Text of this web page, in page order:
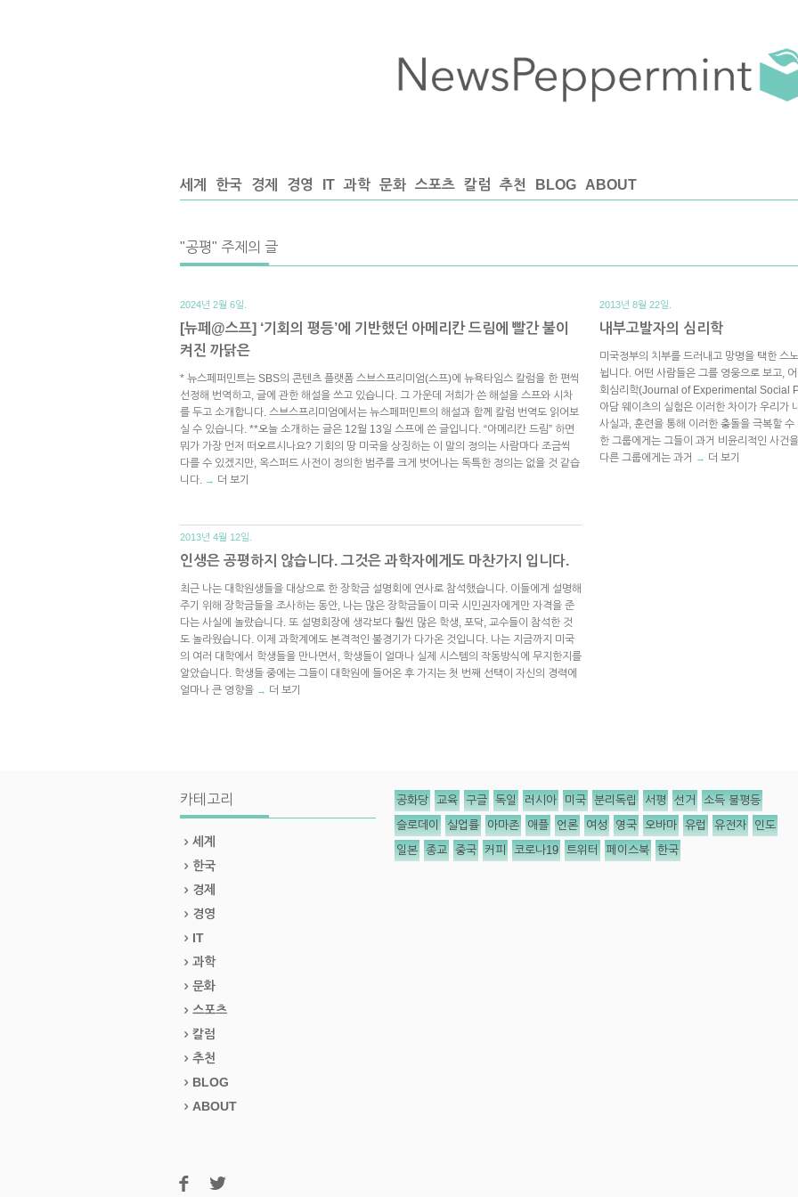
세계 한국 경제 경영 IT 과학 문화 스포츠 칼럼 추천 BLOG ABOUT
"공평" 주제의 글
2024년 2월 6일.
[뉴페@스프] ‘기회의 평등’에 기반했던 아메리칸 드림에 빨간 불이
켜진 까닭은
* 뉴스페퍼민트는 SBS의 콘텐츠 플랫폼 스브스프리미엄(스프)에 뉴욕타임스 칼럼을 한 편씩
선정해 번역하고, 글에 관한 해설을 쓰고 있습니다. 그 가운데 저희가 쓴 해설을 스프와 시차
를 두고 소개합니다. 스브스프리미엄에서는 뉴스페퍼민트의 해설과 함께 칼럼 번역도 읽어보
실 수 있습니다. **오늘 소개하는 글은 12월 13일 스프에 쓴 글입니다. “아메리칸 드림” 하면
뭐가 가장 먼저 떠오르시나요? 기회의 땅 미국을 상징하는 이 말의 정의는 사람마다 조금씩
다를 수 있겠지만, 옥스퍼드 사전이 정의한 범주를 크게 벗어나는 독특한 정의는 없을 것 같습
니다. → 더 보기
2013년 8월 22일.
내부고발자의 심리학
미국정부의 치부를 드러내고 망명을 택한 스
뉩니다. 어떤 사람들은 그를 영웅으로 보고,
회심리학(Journal of Experimental Social
아담 웨이츠의 실험은 이러한 차이가 우리가
사실과, 훈련을 통해 이러한 충돌을 극복할
한 그룹에게는 그들이 과거 비윤리적인 사건
다른 그룹에게는 과거
→ 더 보기
2013년 4월 12일.
인생은 공평하지 않습니다. 그것은 과학자에게도 마찬가지 입니다.
최근 나는 대학원생들을 대상으로 한 장학금 설명회에 연사로 참석했습니다. 이들에게 설명해
주기 위해 장학금들을 조사하는 동안, 나는 많은 장학금들이 미국 시민권자에게만 자격을 준
다는 사실에 놀랐습니다. 또 설명회장에 생각보다 훨씬 많은 학생, 포닥, 교수들이 참석한 것
도 놀라웠습니다. 이제 과학계에도 본격적인 불경기가 다가온 것입니다. 나는 지금까지 미국
의 여러 대학에서 학생들을 만나면서, 학생들이 얼마나 실제 시스템의 작동방식에 무지한지를
알았습니다. 학생들 중에는 그들이 대학원에 들어온 후 가지는 첫 번째 선택이 자신의 경력에
얼마나 큰 영향을 → 더 보기
카테고리
세계
한국
경제
경영
IT
과학
문화
스포츠
칼럼
추천
BLOG
ABOUT
공화당 교육 구글 독일 러시아 미국 분리독립 서평 선거 소득 불평등
슬로데이 실업률 아마존 애플 언론 여성 영국 오바마 유럽 유전자 인도
일본 종교 중국 커피 코로나19 트위터 페이스북 한국